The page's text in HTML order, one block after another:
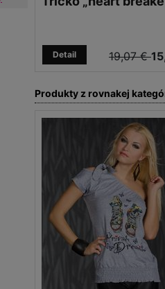
19,07 €
Detail
Produkty z rovnakej